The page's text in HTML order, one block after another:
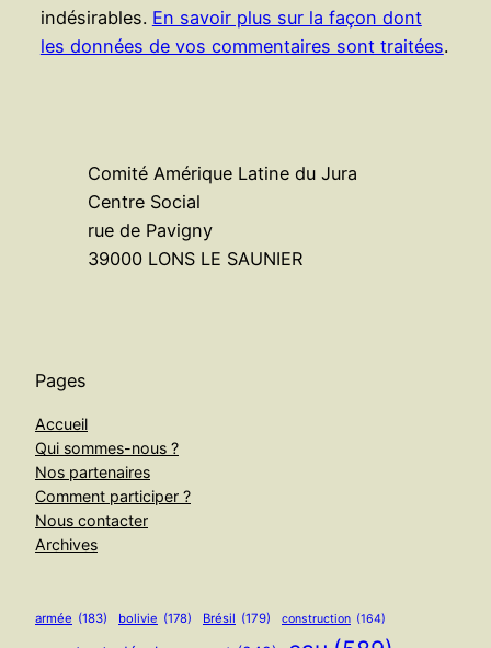
indésirables. En savoir plus sur la façon dont
les données de vos commentaires sont traitées.
Comité Amérique Latine du Jura
Centre Social
rue de Pavigny
39000 LONS LE SAUNIER
Pages
Accueil
Qui sommes-nous ?
Nos partenaires
Comment participer ?
Nous contacter
Archives
armée (183) bolivie (178) Brésil (179) construction (164)